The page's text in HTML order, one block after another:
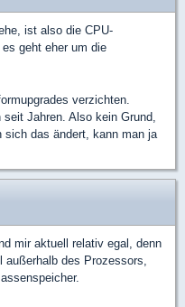
ist also die CPU-
geht eher um die
verzichten.
seit Jahren. Also kein Grund,
sich das ändert, kann man ja
mir aktuell relativ egal, denn
außerhalb des Prozessors,